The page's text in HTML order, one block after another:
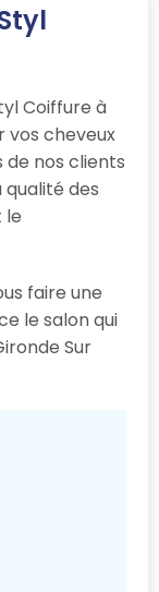
Coiffure à
vos cheveux
de nos clients
qualité des
le
faire une
le salon qui
Sur